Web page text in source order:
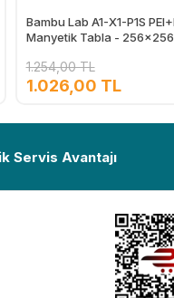
Bambu Lab A1-X1-P1S
Manyetik Tabla -
1.254,00 TL
1.026,00 TL
Servis Avantajı